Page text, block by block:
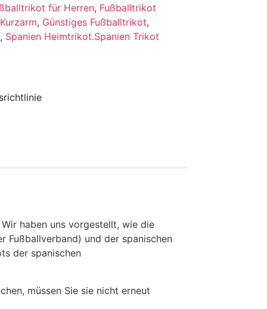
für Herren, Fußballtrikot
, Günstiges Fußballtrikot,
, Spanien Heimtrikot.Spanien Trikot
haben uns vorgestellt, wie die
Fußballverband) und der spanischen
der spanischen
müssen Sie sie nicht erneut